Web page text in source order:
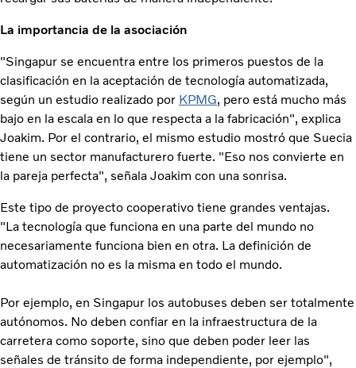
La importancia de la asociación
"Singapur se encuentra entre los primeros puestos de la
clasificación en la aceptación de tecnología automatizada,
según un estudio realizado por KPMG, pero está mucho más
bajo en la escala en lo que respecta a la fabricación", explica
Joakim. Por el contrario, el mismo estudio mostró que Suecia
tiene un sector manufacturero fuerte. "Eso nos convierte en
la pareja perfecta", señala Joakim con una sonrisa.
Este tipo de proyecto cooperativo tiene grandes ventajas.
"La tecnología que funciona en una parte del mundo no
necesariamente funciona bien en otra. La definición de
automatización no es la misma en todo el mundo.
Por ejemplo, en Singapur los autobuses deben ser totalmente
autónomos. No deben confiar en la infraestructura de la
carretera como soporte, sino que deben poder leer las
señales de tránsito de forma independiente, por ejemplo",